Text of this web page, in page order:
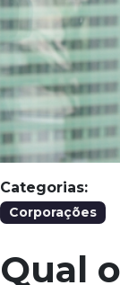
Categorias:
Corporações
Qual